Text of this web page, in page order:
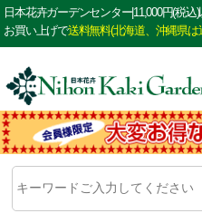
日本花卉ガーデンセンター|11,000円(税込
お買い上げで送料無料(北海道、沖縄県は